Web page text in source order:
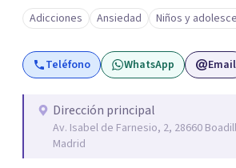
ansiedad. El apoyo a los padres es un pilar importante de
mi trabajo, dotándoles de herramientas
comprender mejor a su hijo en cada etapa y sentirse
apoyados en su inestimable labor,
En la terapia con adultos y pareja
integrador, relacional, concibo al ser humano como un
ser activo y con un alto poder de
Adicciones Ansiedad Niños y
Teléfono WhatsApp Email
Dirección principal
Av. Isabel de Farnesio, 2, 28660
Madrid